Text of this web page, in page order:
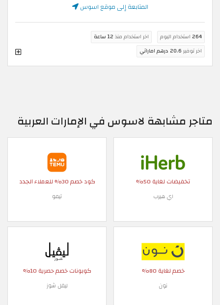
المتابعة إلى موقع اسوس
264 استخدام اليوم اخر استخدام منذ 12 ساعة
اخر توفير 20.6 درهم اماراتي
متاجر مشابهة لاسوس في الإمارات العربية
تخفيضات لغاية 50%
اي هيرب
كود خصم 30% للعملاء الجدد
تيمو
خصم لغاية 80%
نون
كوبونات خصم حصرية 10%
ليفل شوز